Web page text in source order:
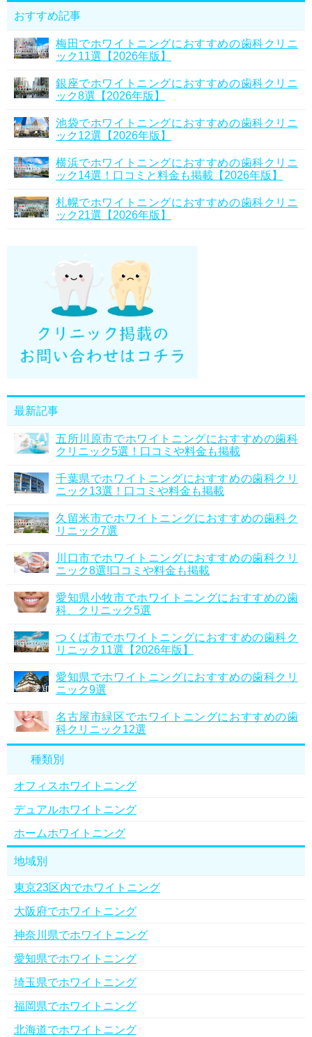
おすすめ記事
梅田でホワイトニングにおすすめの歯科クリニ
ック11選【2026年版】
銀座でホワイトニングにおすすめの歯科クリニ
ック8選【2026年版】
池袋でホワイトニングにおすすめの歯科クリニ
ック12選【2026年版】
横浜でホワイトニングにおすすめの歯科クリニ
ック14選！口コミと料金も掲載【2026年版】
札幌でホワイトニングにおすすめの歯科クリニ
ック21選【2026年版】
最新記事
五所川原市でホワイトニングにおすすめの歯科
クリニック5選！口コミや料金も掲載
千葉県でホワイトニングにおすすめの歯科クリ
ニック13選！口コミや料金も掲載
久留米市でホワイトニングにおすすめの歯科ク
リニック7選
川口市でホワイトニングにおすすめの歯科クリ
ニック8選!口コミや料金も掲載
愛知県小牧市でホワイトニングにおすすめの歯
科、クリニック5選
つくば市でホワイトニングにおすすめの歯科ク
リニック11選【2026年版】
愛知県でホワイトニングにおすすめの歯科クリ
ニック9選
名古屋市緑区でホワイトニングにおすすめの歯
科クリニック12選
種類別
オフィスホワイトニング
デュアルホワイトニング
ホームホワイトニング
地域別
東京23区内でホワイトニング
大阪府でホワイトニング
神奈川県でホワイトニング
愛知県でホワイトニング
埼玉県でホワイトニング
福岡県でホワイトニング
北海道でホワイトニング